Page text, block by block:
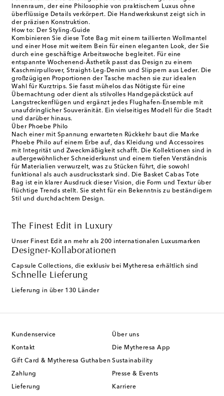
Innenraum, der eine Philosophie von praktischem Luxus ohne
überflüssige Details verkörpert. Die Handwerkskunst zeigt sich in
der präzisen Konstruktion.
How to: Der Styling-Guide
Kombinieren Sie diese Tote Bag mit einem taillierten Wollmantel
und einer Hose mit weitem Bein für einen eleganten Look, der Sie
durch eine geschäftige Arbeitswoche begleitet. Für eine
entspannte Wochenend-Ästhetik passt das Design zu einem
Kaschmirpullover, Straight-Leg-Denim und Slippern aus Leder. Die
großzügigen Proportionen der Tasche machen sie zur idealen
Wahl für Kurztrips. Sie fasst mühelos das Nötigste für eine
Übernachtung oder dient als stilvolles Handgepäckstück auf
Langstreckenflügen und ergänzt jedes Flughafen-Ensemble mit
unaufdringlicher Souveränität. Ein vielseitiges Modell für die Stadt
und darüber hinaus.
Über Phoebe Philo
Nach einer mit Spannung erwarteten Rückkehr baut die Marke
Phoebe Philo auf einem Erbe auf, das Kleidung und Accessoires
mit Integrität und Zweckmäßigkeit schafft. Die Kollektionen sind in
außergewöhnlicher Schneiderkunst und einem tiefen Verständnis
für Materialien verwurzelt, was zu Stücken führt, die sowohl
funktional als auch ausdrucksstark sind. Die Basket Cabas Tote
Bag ist ein klarer Ausdruck dieser Vision, die Form und Textur über
flüchtige Trends stellt. Sie steht für ein Bekenntnis zu beständigem
Stil und durchdachtem Design.
The Finest Edit in Luxury
Unser Finest Edit an mehr als 200 internationalen Luxusmarken
Designer-Kollaborationen
Capsule Collections, die exklusiv bei Mytheresa erhältlich sind
Schnelle Lieferung
Lieferung in über 130 Länder
Kundenservice
Kontakt
Gift Card & Mytheresa Guthaben
Zahlung
Lieferung
Über uns
Die Mytheresa App
Sustainability
Presse & Events
Karriere